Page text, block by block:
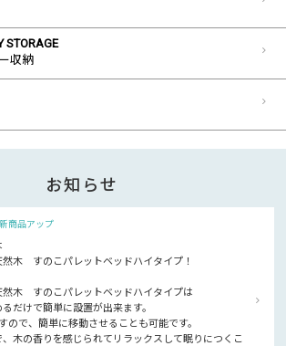
STORAGE
収納
お知らせ
商品アップ
木 すのこパレットベッドハイタイプ！
木 すのこパレットベッドハイタイプは
だけで簡単に設置が出来ます。
ので、簡単に移動させることも可能です。
木の香りを感じられてリラックスして眠りにつくこ